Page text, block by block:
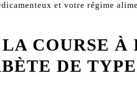
et votre régime
COURSE À
DE